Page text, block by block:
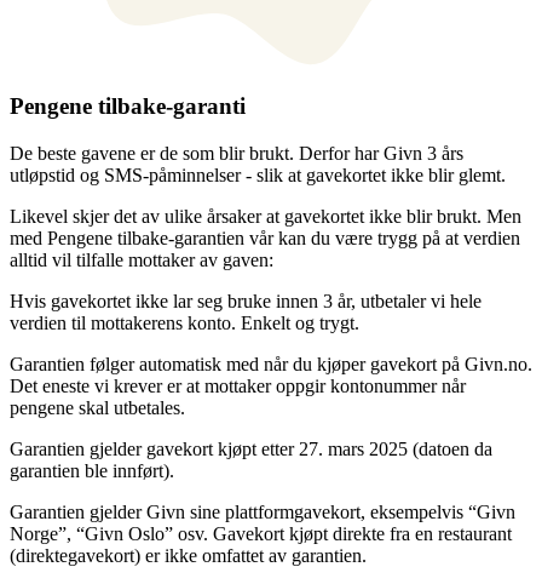
Pengene tilbake-garanti
De beste gavene er de som blir brukt. Derfor har Givn 3 års
utløpstid og SMS-påminnelser - slik at gavekortet ikke blir glemt.
Likevel skjer det av ulike årsaker at gavekortet ikke blir brukt. Men
med Pengene tilbake-garantien vår kan du være trygg på at verdien
alltid vil tilfalle mottaker av gaven:
Hvis gavekortet ikke lar seg bruke innen 3 år, utbetaler vi hele
verdien til mottakerens konto. Enkelt og trygt.
Garantien følger automatisk med når du kjøper gavekort på Givn.no.
Det eneste vi krever er at mottaker oppgir kontonummer når
pengene skal utbetales.
Garantien gjelder gavekort kjøpt etter 27. mars 2025 (datoen da
garantien ble innført).
Garantien gjelder Givn sine plattformgavekort, eksempelvis “Givn
Norge”, “Givn Oslo” osv. Gavekort kjøpt direkte fra en restaurant
(direktegavekort) er ikke omfattet av garantien.